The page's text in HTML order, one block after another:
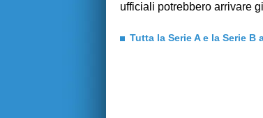
ufficiali potrebbero arrivare
Tutta la Serie A e la Serie B